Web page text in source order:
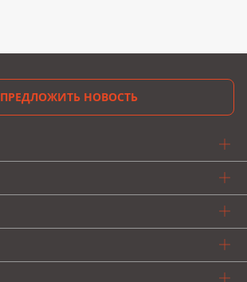
ПРЕДЛОЖИТЬ НОВОСТЬ